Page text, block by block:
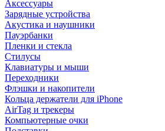
Аксессуары
Зарядные устройства
Акустика и наушники
Пауэрбанки
Пленки и стекла
Стилусы
Клавиатуры и мыши
Переходники
Флэшки и накопители
Кольца держатели для iPhone
AirTag и трекеры
Компьютерные очки